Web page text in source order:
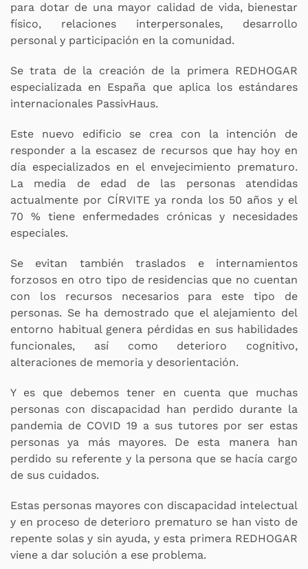
para dotar de una mayor calidad de vida, bienestar
físico, relaciones interpersonales, desarrollo
personal y participación en la comunidad.
Se trata de la creación de la primera REDHOGAR
especializada en España que aplica los estándares
internacionales PassivHaus.
Este nuevo edificio se crea con la intención de
responder a la escasez de recursos que hay hoy en
día especializados en el envejecimiento prematuro.
La media de edad de las personas atendidas
actualmente por CÍRVITE ya ronda los 50 años y el
70 % tiene enfermedades crónicas y necesidades
especiales.
Se evitan también traslados e internamientos
forzosos en otro tipo de residencias que no cuentan
con los recursos necesarios para este tipo de
personas. Se ha demostrado que el alejamiento del
entorno habitual genera pérdidas en sus habilidades
funcionales, así como deterioro cognitivo,
alteraciones de memoria y desorientación.
Y es que debemos tener en cuenta que muchas
personas con discapacidad han perdido durante la
pandemia de COVID 19 a sus tutores por ser estas
personas ya más mayores. De esta manera han
perdido su referente y la persona que se hacía cargo
de sus cuidados.
Estas personas mayores con discapacidad intelectual
y en proceso de deterioro prematuro se han visto de
repente solas y sin ayuda, y esta primera REDHOGAR
viene a dar solución a ese problema.